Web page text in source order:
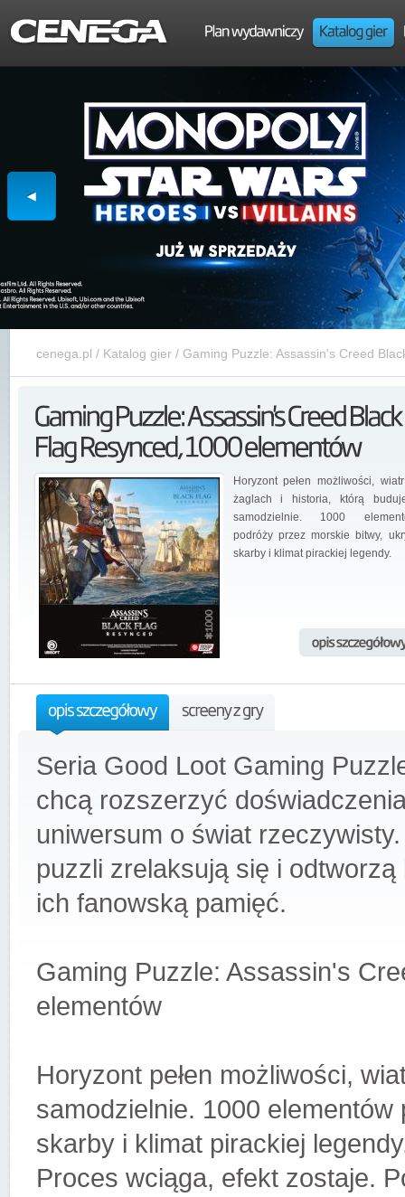
cenega.pl / Katalog gier/ Gaming Puzzle: Assassin's Creed
Horyzont pełen możliwości,
żaglach i historia, którą
samodzielnie. 1000
podróży przez morskie bitwy,
skarby i klimat pirackiej legendy.
Seria Good Loot Gaming
chcą rozszerzyć
uniwersum o świat
puzzli zrelaksują się i
ich fanowską pamięć.
Gaming Puzzle: Assassin's
elementów
Horyzont pełen możliwości,
samodzielnie. 1000
skarby i klimat pirackiej
Proces wciąga, efekt zostaje.